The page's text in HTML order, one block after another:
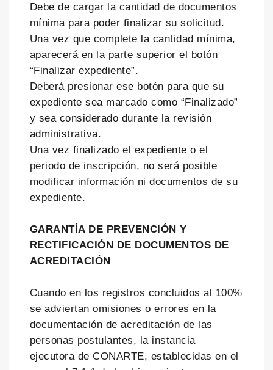
Debe de cargar la cantidad de documentos
mínima para poder finalizar su solicitud.
Una vez que complete la cantidad mínima,
aparecerá en la parte superior el botón
“Finalizar expediente”.
Deberá presionar ese botón para que su
expediente sea marcado como “Finalizado”
y sea considerado durante la revisión
administrativa.
Una vez finalizado el expediente o el
periodo de inscripción, no será posible
modificar información ni documentos de su
expediente.
GARANTÍA DE PREVENCIÓN Y
RECTIFICACIÓN DE DOCUMENTOS DE
ACREDITACIÓN
Cuando en los registros concluidos al 100%
se adviertan omisiones o errores en la
documentación de acreditación de las
personas postulantes, la instancia
ejecutora de CONARTE, establecidas en el